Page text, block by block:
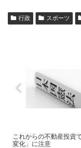
行政 スポーツ
これからの不動産投資
変化」に注意